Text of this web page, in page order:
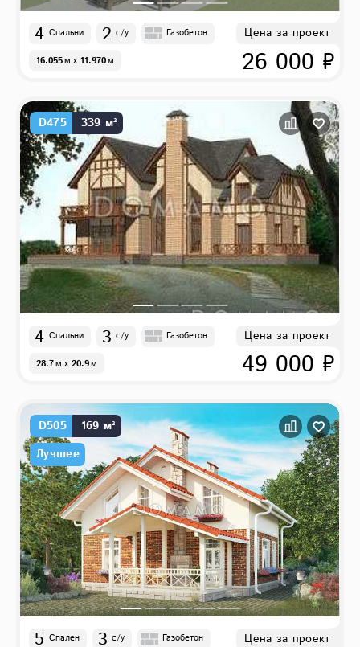
4 Спальни 2 с/у Газобетон
16.055м x 11.970м
Цена за проект
26 000 ₽
D475 339 м²
4 Спальни 3 с/у Газобетон
28.7м x 20.9м
Цена за проект
49 000 ₽
D505
169 м²
Лучшее
5 Спален 3 с/у Газобетон Цена за проект